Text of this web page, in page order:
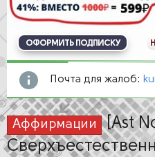
ОФОРМИТЬ ПОДПИСКУ
Почта для жалоб:
Аффирмации [Ast